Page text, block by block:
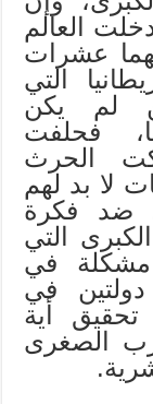
العالم
عشرات
التي
لم يكن
فحلفت
الحرث
لا بد لهم
ضد فكرة
التي
مشكلة في
في
أية
الصغرى